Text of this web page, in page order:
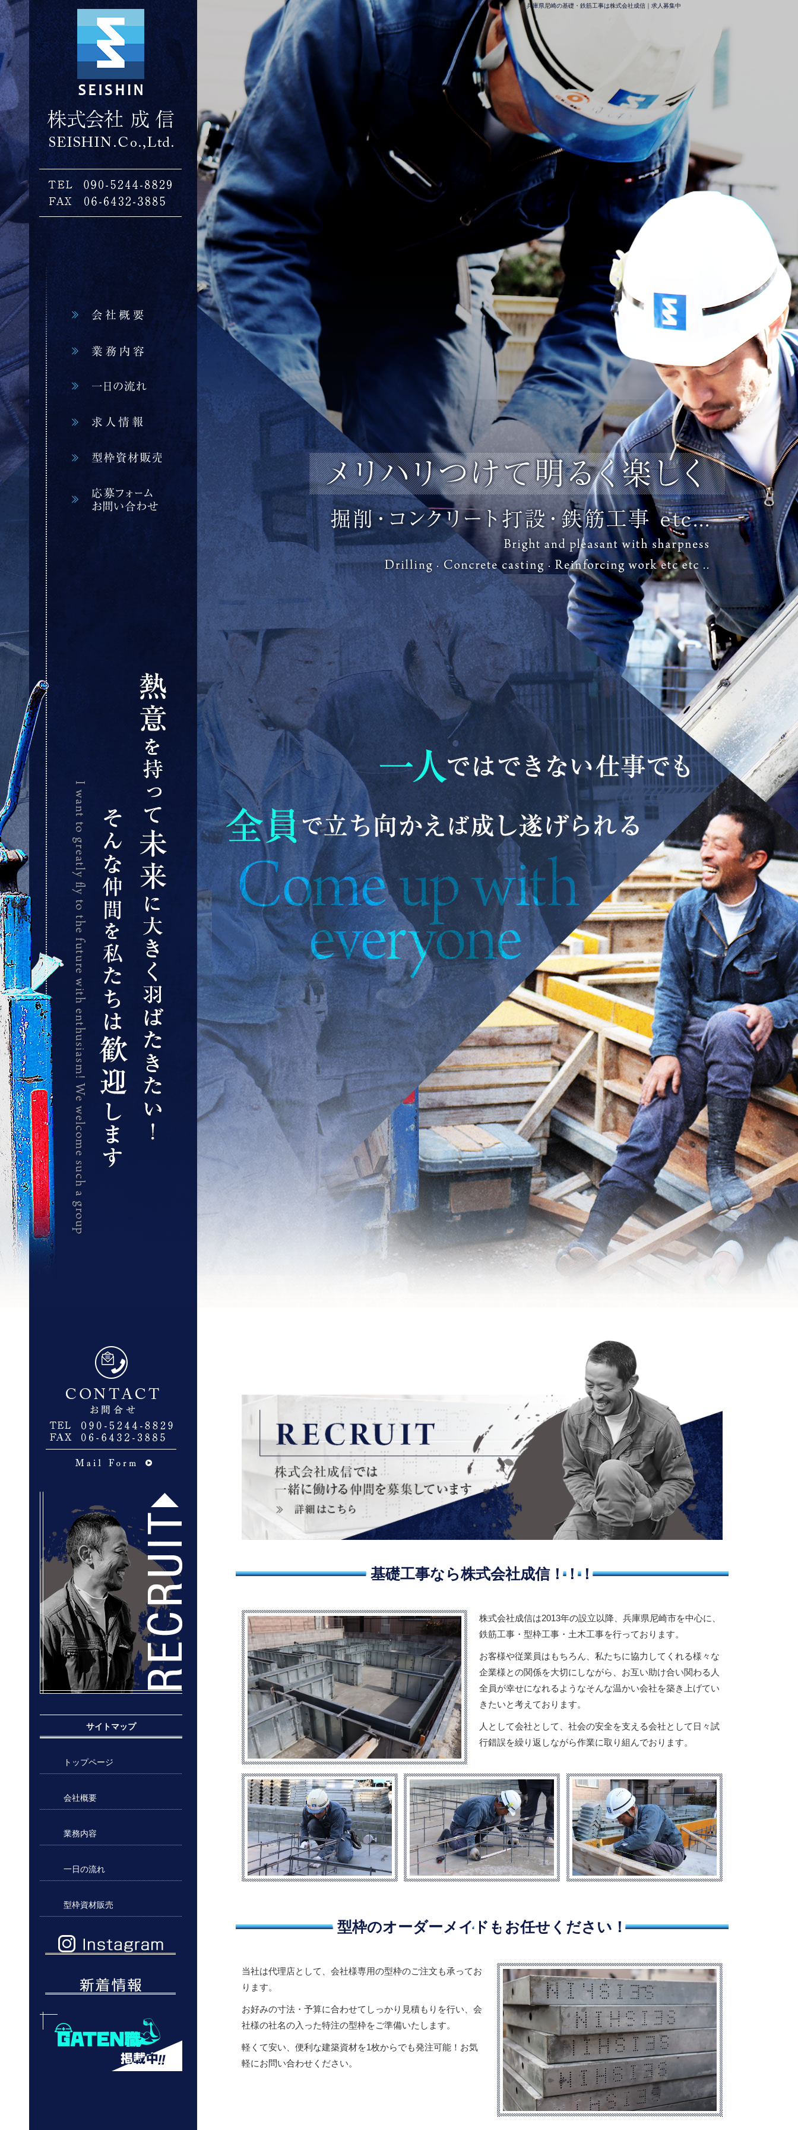
兵庫県尼崎の基礎・鉄筋工事は株式会社成信｜求人募集中
サイトマップ
トップページ
会社概要
業務内容
一日の流れ
型枠資材販売
基礎工事なら株式会社成信！！！
株式会社成信は2013年の設立以降、兵庫県尼崎市を中心に、
鉄筋工事・型枠工事・土木工事を行っております。
お客様や従業員はもちろん、私たちに協力してくれる様々な
企業様との関係を大切にしながら、お互い助け合い関わる人
全員が幸せになれるようなそんな温かい会社を築き上げてい
きたいと考えております。
人として会社として、社会の安全を支える会社として日々試
行錯誤を繰り返しながら作業に取り組んでおります。
型枠のオーダーメイドも お任せください！
当社は代理店として、会社様専用の型枠のご注文も承ってお
ります。
お好みの寸法・予算に合わせてしっかり見積もりを行い、会
社様の社名の入った特注の型枠をご準備いたします。
軽くて安い、便利な建築資材を1枚からでも発注可能！お気
軽にお問い合わせください。